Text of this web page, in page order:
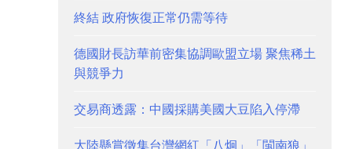
終結 政府恢復正常仍需等待
德國財長訪華前密集協調歐盟立場 聚焦稀土
與競爭力
交易商透露：中國採購美國大豆陷入停滯
大陸懸賞徵集台灣網紅「八炯」「閩南狼」